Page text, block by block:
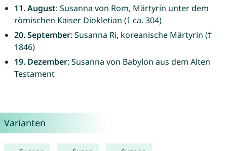
11. August: Susanna von Rom, Märtyrin unter dem
römischen Kaiser Diokletian († ca. 304)
20. September: Susanna Ri, koreanische Märtyrin (†
1846)
19. Dezember: Susanna von Babylon aus dem Alten
Testament
Varianten